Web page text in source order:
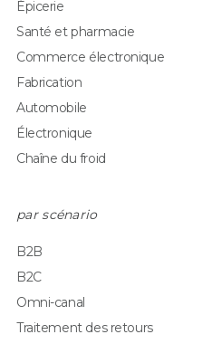
Épicerie
Santé et pharmacie
Commerce électronique
Fabrication
Automobile
Électronique
Chaîne du froid
par scénario
B2B
B2C
Omni-canal
Traitement des retours